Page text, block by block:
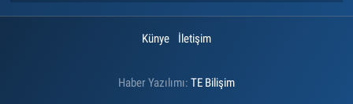
Künye İletişim
Haber Yazılımı: TE Bilişim